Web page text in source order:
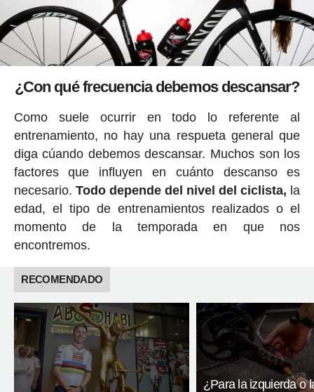
¿Con qué frecuencia debemos descansar?
Como suele ocurrir en todo lo referente al
entrenamiento, no hay una respueta general que
diga cúando debemos descansar. Muchos son los
factores que influyen en cuánto descanso es
necesario. Todo depende del nivel del ciclista, la
edad, el tipo de entrenamientos realizados o el
momento de la temporada en que nos
encontremos.
RECOMENDADO
¿Para la izquierda o